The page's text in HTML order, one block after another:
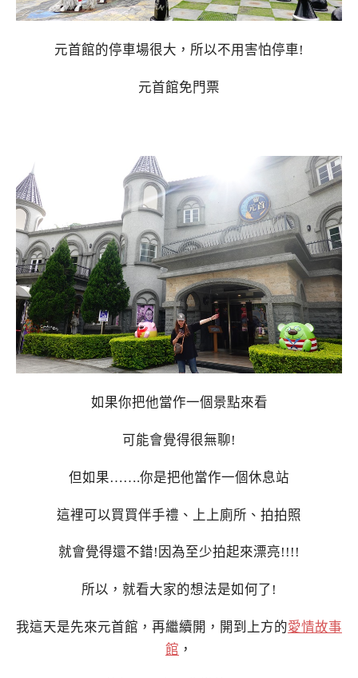
元首館的停車場很大，所以不用害怕停車!
元首館免門票
如果你把他當作一個景點來看
可能會覺得很無聊!
但如果…….你是把他當作一個休息站
這裡可以買買伴手禮、上上廁所、拍拍照
就會覺得還不錯!因為至少拍起來漂亮!!!!
所以，就看大家的想法是如何了!
我這天是先來元首館，再繼續開，開到上方的愛情故事
館 ，